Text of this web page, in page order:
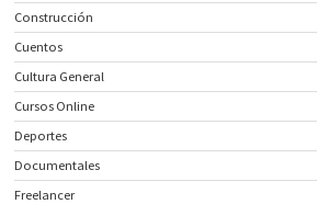
Construcción
Cuentos
Cultura General
Cursos Online
Deportes
Documentales
Freelancer